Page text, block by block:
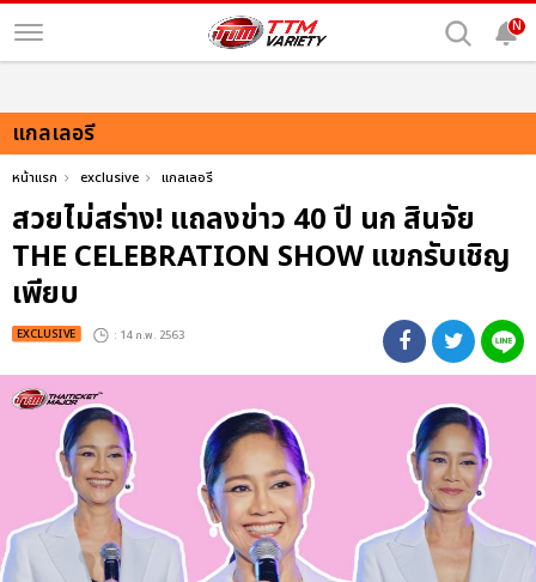
N
แกลเลอรี
หน้าแรก exclusive แกลเลอรี
สวยไม่สร่าง! แถลงข่าว 40 ปี นก สินจัย
THE CELEBRATION SHOW แขกรับเชิญ
เพียบ
EXCLUSIVE : 14 ก.พ. 2563